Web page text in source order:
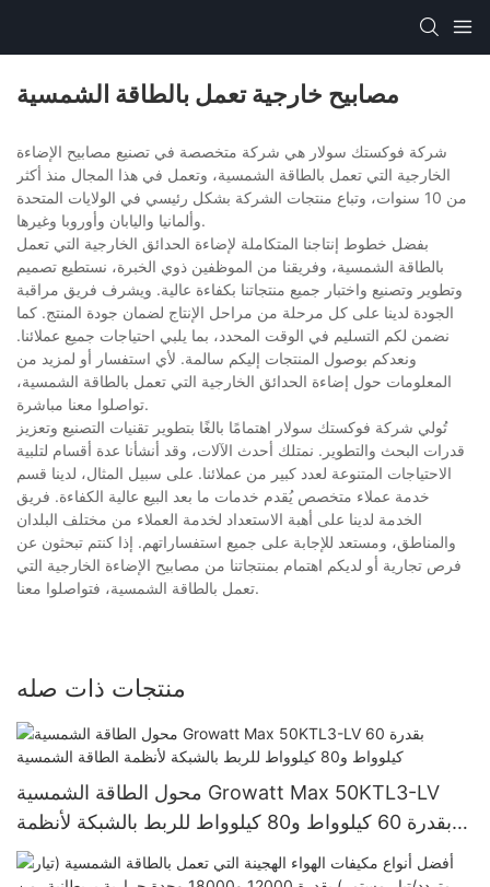
مصابيح خارجية تعمل بالطاقة الشمسية
شركة فوكستك سولار هي شركة متخصصة في تصنيع مصابيح الإضاءة
الخارجية التي تعمل بالطاقة الشمسية، وتعمل في هذا المجال منذ أكثر
من 10 سنوات، وتباع منتجات الشركة بشكل رئيسي في الولايات المتحدة
وألمانيا واليابان وأوروبا وغيرها.
بفضل خطوط إنتاجنا المتكاملة لإضاءة الحدائق الخارجية التي تعمل
بالطاقة الشمسية، وفريقنا من الموظفين ذوي الخبرة، نستطيع تصميم
وتطوير وتصنيع واختبار جميع منتجاتنا بكفاءة عالية. ويشرف فريق مراقبة
الجودة لدينا على كل مرحلة من مراحل الإنتاج لضمان جودة المنتج. كما
نضمن لكم التسليم في الوقت المحدد، بما يلبي احتياجات جميع عملائنا.
ونعدكم بوصول المنتجات إليكم سالمة. لأي استفسار أو لمزيد من
المعلومات حول إضاءة الحدائق الخارجية التي تعمل بالطاقة الشمسية،
تواصلوا معنا مباشرة.
تُولي شركة فوكستك سولار اهتمامًا بالغًا بتطوير تقنيات التصنيع وتعزيز
قدرات البحث والتطوير. نمتلك أحدث الآلات، وقد أنشأنا عدة أقسام لتلبية
الاحتياجات المتنوعة لعدد كبير من عملائنا. على سبيل المثال، لدينا قسم
خدمة عملاء متخصص يُقدم خدمات ما بعد البيع عالية الكفاءة. فريق
الخدمة لدينا على أهبة الاستعداد لخدمة العملاء من مختلف البلدان
والمناطق، ومستعد للإجابة على جميع استفساراتهم. إذا كنتم تبحثون عن
فرص تجارية أو لديكم اهتمام بمنتجاتنا من مصابيح الإضاءة الخارجية التي
تعمل بالطاقة الشمسية، فتواصلوا معنا.
منتجات ذات صله
محول الطاقة الشمسية Growatt Max 50KTL3-LV
بقدرة 60 كيلوواط و80 كيلوواط للربط بالشبكة لأنظمة
الطاقة الشمسية